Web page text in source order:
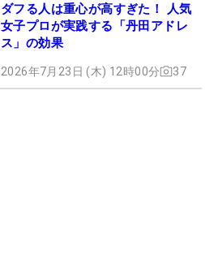
ダフる人は重心が高すぎた！ 人気
女子プロが実践する「丹田アドレ
ス」の効果
2026年7月23日 (木) 12時00分 37